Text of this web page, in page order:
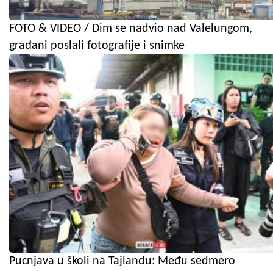
FOTO & VIDEO / Dim se nadvio nad Valelungom,
građani poslali fotografije i snimke
Pucnjava u školi na Tajlandu: Među sedmero